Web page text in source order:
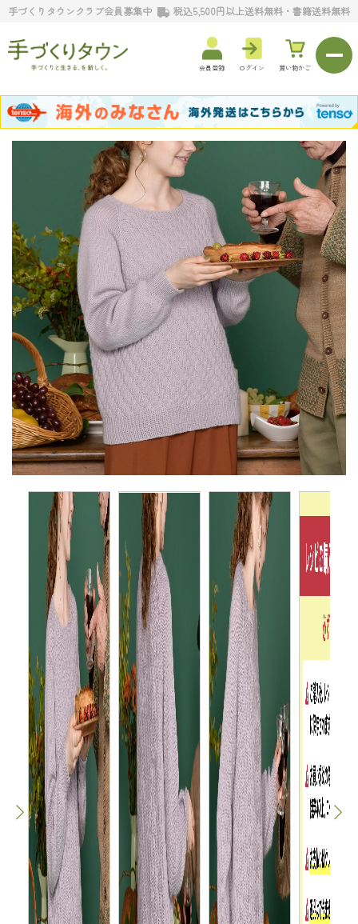
手づくりタウンクラブ会員募集中 税込5,500円以上送料無料・書籍送料無料
会員登録 ログイン 買い物かご